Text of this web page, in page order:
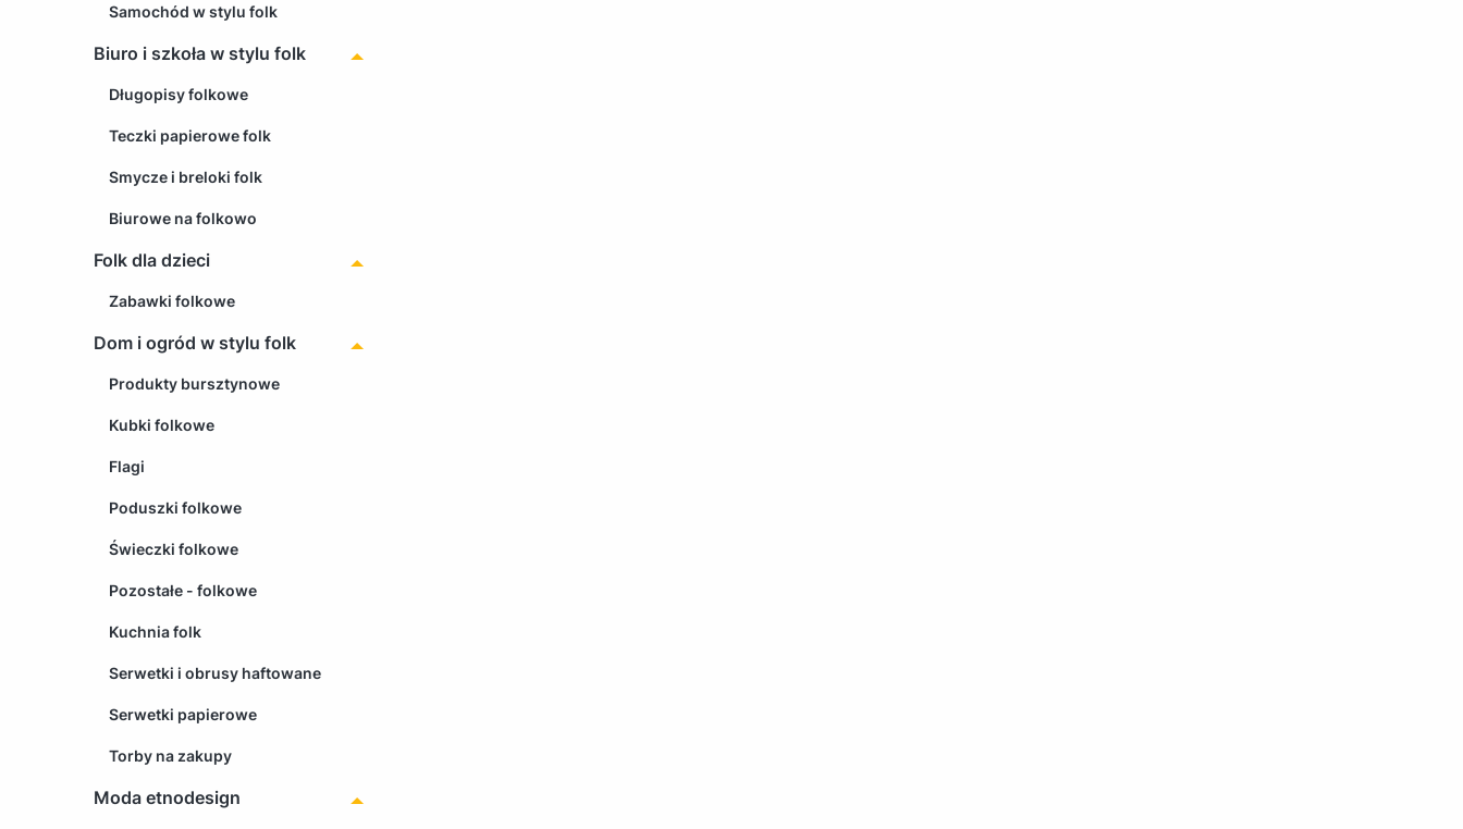
Samochód w stylu folk
Biuro i szkoła w stylu folk
Długopisy folkowe
Teczki papierowe folk
Smycze i breloki folk
Biurowe na folkowo
Folk dla dzieci
Zabawki folkowe
Dom i ogród w stylu folk
Produkty bursztynowe
Kubki folkowe
Flagi
Poduszki folkowe
Świeczki folkowe
Pozostałe - folkowe
Kuchnia folk
Serwetki i obrusy haftowane
Serwetki papierowe
Torby na zakupy
Moda etnodesign